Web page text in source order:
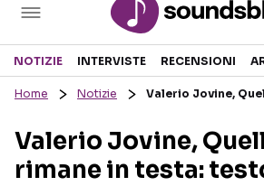
Sezioni
RECENSIONI MUSICALI
INTERVISTE
TESTI
TOUR
NOTIZIE INTERVISTE RECENSIONI
Home Notizie Valerio Jovine,
Valerio Jovine,
rimane in testa: